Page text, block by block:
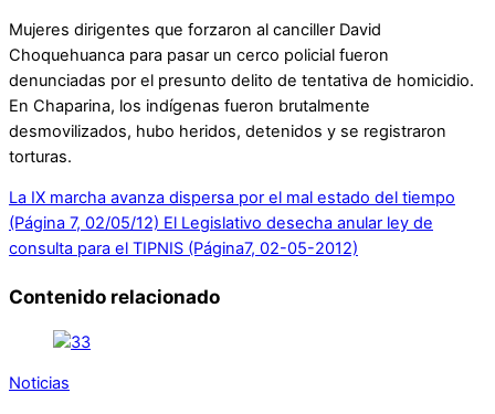
Mujeres dirigentes que forzaron al canciller David
Choquehuanca para pasar un cerco policial fueron
denunciadas por el presunto delito de tentativa de homicidio.
En Chaparina, los indígenas fueron brutalmente
desmovilizados, hubo heridos, detenidos y se registraron
torturas.
La IX marcha avanza dispersa por el mal estado del tiempo
(Página 7, 02/05/12) El Legislativo desecha anular ley de
consulta para el TIPNIS (Página7, 02-05-2012)
Contenido relacionado
Noticias